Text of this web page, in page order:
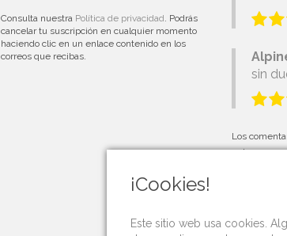
Consulta nuestra Política de privacidad. Podrás
cancelar tu suscripción en cualquier momento
haciendo clic en un enlace contenido en los
correos que recibas.
sin
Los
autores.
¡Cookies!
Este sitio web usa cookies.